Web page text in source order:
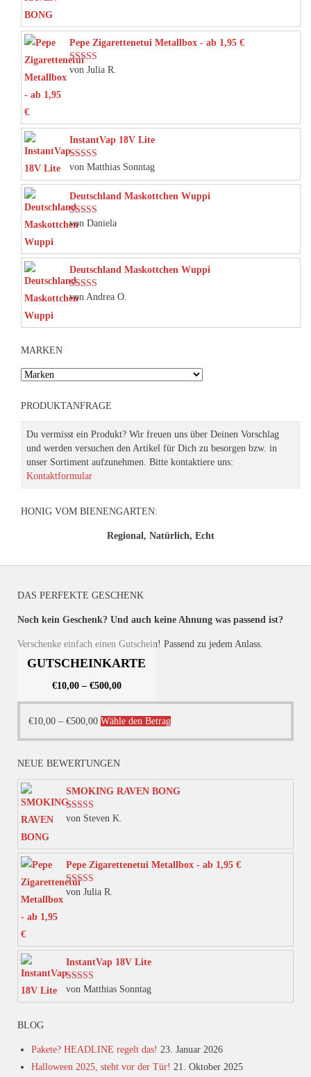
Pepe Zigarettenetui Metallbox - ab 1,95 €
Bewertet mit
von Julia R.
InstantVap 18V Lite
Bewertet mit
von Matthias Sonntag
Deutschland Maskottchen Wuppi
Bewertet mit
von Daniela
Deutschland Maskottchen Wuppi
Bewertet mit
von Andrea O.
MARKEN
PRODUKTANFRAGE
Du vermisst ein Produkt? Wir freuen uns über Deinen Vorschlag
und werden versuchen den Artikel für Dich zu besorgen bzw. in
unser Sortiment aufzunehmen. Bitte kontaktiere uns:
Kontaktformular
HONIG VOM BIENENGARTEN:
Regional, Natürlich, Echt
DAS PERFEKTE GESCHENK
Noch kein Geschenk? Und auch keine Ahnung was passend ist?
Verschenke einfach einen Gutschein! Passend zu jedem Anlass.
GUTSCHEINKARTE
€10,00– €500,00
€10,00 – €500,00 Wähle den BetragDieses
Produkt
Varianten
können
werden
NEUE BEWERTUNGEN
SMOKING RAVEN BONG
Bewertet mit
von Steven K.
Pepe Zigarettenetui Metallbox - ab 1,95 €
Bewertet mit
von Julia R.
InstantVap 18V Lite
Bewertet mit
von Matthias Sonntag
BLOG
Pakete? HEADLINE regelt das! 23. Januar 2026
Halloween 2025, steht vor der Tür! 21. Oktober 2025